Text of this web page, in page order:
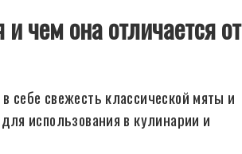
чем она отличается от
себе свежесть классической мяты и
использования в кулинарии и